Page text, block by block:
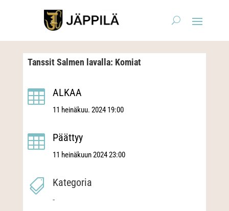
Tanssit Salmen lavalla: Komiat
 ALKAA
11 heinäkuu. 2024 19:00
 Päättyy
11 heinäkuun 2024 23:00
 Kategoria
-